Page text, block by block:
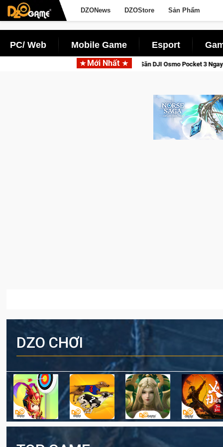
DZONews DZOStore Sản Phẩm
PC/ Web Mobile Game Esport
Mới Nhất
Tỉnh, Săn DJI Osmo Pocket 3 Ngay Hôm Nay Lineage
DZO CHƠI